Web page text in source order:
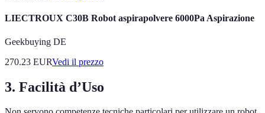
LIECTROUX C30B Robot aspirapolvere 6000Pa Aspirazione
Geekbuying DE
270.23 EURVedi il prezzo
3. Facilità d’Uso